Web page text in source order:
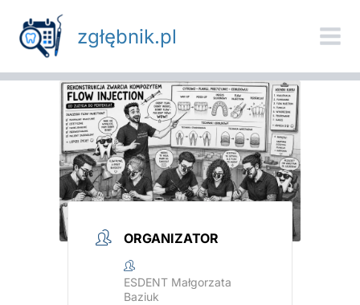
treści
zgłębnik.pl
ORGANIZATOR
ESDENT Małgorzata
Baziuk